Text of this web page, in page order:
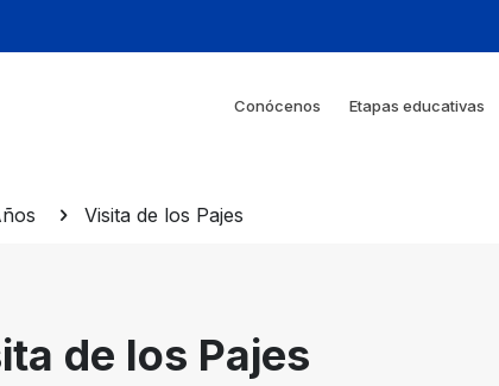
Conócenos Etapas educativas
Visita de los Pajes
de los Pajes